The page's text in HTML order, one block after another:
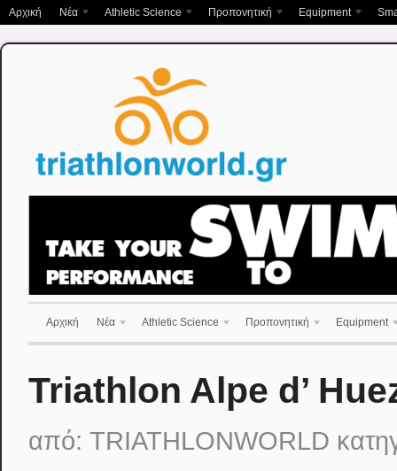
Αρχική Νέα Athletic Science Προπονητική Equipment
Αρχική Νέα Athletic Science Προπονητική Equipment
Triathlon Alpe d’
από: TRIATHLONWORLD